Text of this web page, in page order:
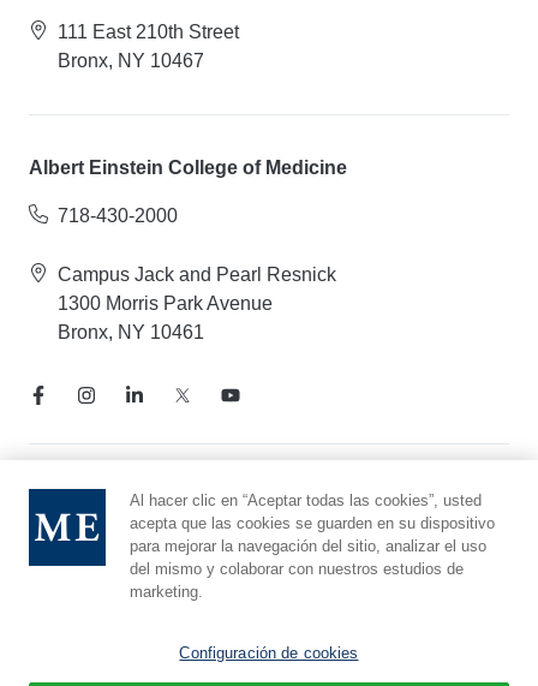
111 East 210th Street
Bronx, NY 10467
Albert Einstein College of Medicine
718-430-2000
Campus Jack and Pearl Resnick
1300 Morris Park Avenue
Bronx, NY 10461
Aviso de prácticas de privacidad
Línea directa de cumplimiento
Denunciar maltrato
Preferencias de cookies
Al hacer clic en “Aceptar todas las cookies”, usted
acepta que las cookies se guarden en su dispositivo
para mejorar la navegación del sitio, analizar el uso
del mismo y colaborar con nuestros estudios de
marketing.
Configuración de cookies